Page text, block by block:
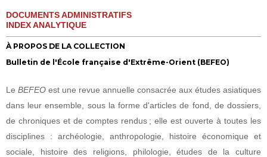
DOCUMENTS ADMINISTRATIFS
INDEX ANALYTIQUE
À PROPOS DE LA COLLECTION
Bulletin de l'École française d'Extrême-Orient (BEFEO)
Le BEFEO est une revue annuelle consacrée aux études asiatiques
dans leur ensemble, sous la forme d'articles de fond, de dossiers,
de chroniques et de comptes rendus ; elle est ouverte à toutes les
disciplines : archéologie, anthropologie, histoire économique et
sociale, histoire des religions, philologie, études de la culture